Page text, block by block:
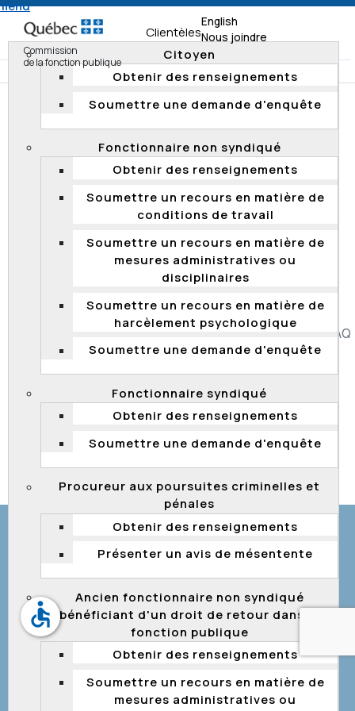
Commission
de la fonction publique
English
Nous joindre
Clientèles
Citoyen
Obtenir des renseignements
Soumettre une demande d'enquête
Fonctionnaire non syndiqué
Obtenir des renseignements
Soumettre un recours en matière de
conditions de travail
Soumettre un recours en matière de
mesures administratives ou
disciplinaires
Soumettre un recours en matière de
harcèlement psychologique
Soumettre une demande d'enquête
Fonctionnaire syndiqué
Obtenir des renseignements
Soumettre une demande d'enquête
Procureur aux poursuites criminelles et
pénales
Obtenir des renseignements
Présenter un avis de mésentente
Ancien fonctionnaire non syndiqué
bénéficiant d'un droit de retour dans la
fonction publique
Obtenir des renseignements
Soumettre un recours en matière de
mesures administratives ou
Accueil Documentation
Décisions
Décisions 2014
2014 QCCFP 4
2014 QCCFP 4
Suspension – mesure disciplinaire imposée pour avoir dormi au
travail – emploi d'encadrement – preuve du manquement – sévérité
Diffusion de l'information
FAQ
Liens utiles Carrière Politique de confidentialité
© Gouvernement du Québec, 2026
accessible